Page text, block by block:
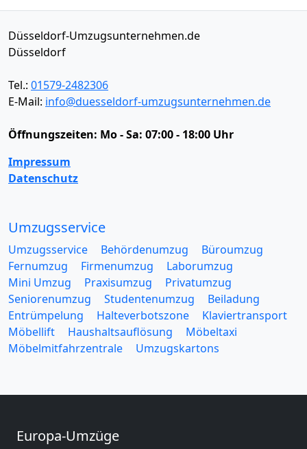
Düsseldorf-Umzugsunternehmen.de
Düsseldorf
Tel.: 01579-2482306
E-Mail: info@duesseldorf-umzugsunternehmen.de
Öffnungszeiten: Mo - Sa: 07:00 - 18:00 Uhr
Impressum
Datenschutz
Umzugsservice
Umzugsservice Behördenumzug
Büroumzug
Fernumzug
Firmenumzug
Laborumzug
Mini Umzug
Praxisumzug
Privatumzug
Seniorenumzug
Studentenumzug
Beiladung
Entrümpelung
Halteverbotszone
Klaviertransport
Möbellift
Haushaltsauflösung
Möbeltaxi
Möbelmitfahrzentrale
Umzugskartons
Europa-Umzüge